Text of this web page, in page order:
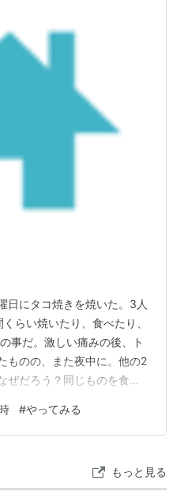
日にタコ焼きを焼いた。3人
らい焼いたり、食べたり、
事だ。激しい痛みの後、ト
ものの、また夜中に。他の2
ぜだろう？同じものを食べ
。夕飯はお味噌汁とおか
水曜日に体調は戻ったが、
。口角をあげる。楽しい気
い。笑いの番組を見るが、
#やってみる
もっと見る